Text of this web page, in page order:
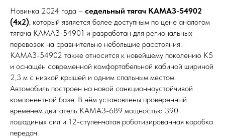
Новинка 2024 года – седельный тягач КАМАЗ-54902
(4х2) , который является более доступным по цене аналогом
тягача KAMAЗ-54901 и разработан для региональных
перевозок на сравнительно небольшие расстояния.
КАМАЗ-54902 также относится к новейшему поколению К5
и оснащён современной комфортабельной кабиной шириной
2,3 м с низкой крышей и одним спальным местом.
Автомобиль построен на новой санкционноустойчивой
компонентной базе. В нём установлены проверенный
временем двигатель KAMAЗ-689 мощностью 390
лошадиных сил и 12-ступенчатая роботизированная коробка
передач.